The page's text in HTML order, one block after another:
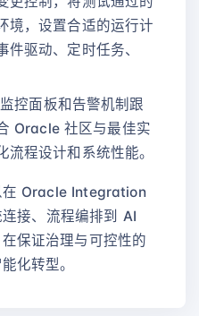
境，设置合适的运行计
件驱动、定时任务、
控面板和告警机制跟
Oracle 社区与最佳实
流程设计和系统性能。
在 Oracle Integration
接、流程编排到 AI
保证治理与可控性的
化转型。